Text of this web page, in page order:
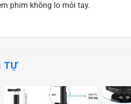
phim không lo mỏi tay.
TỰ